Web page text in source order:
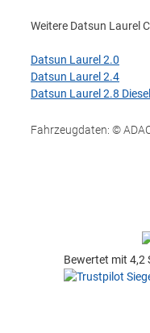
Weitere Datsun Laurel
Datsun Laurel 2.0
Datsun Laurel 2.4
Datsun Laurel 2.8 Diesel
Fahrzeugdaten: ©
Bewertet mit 4,2